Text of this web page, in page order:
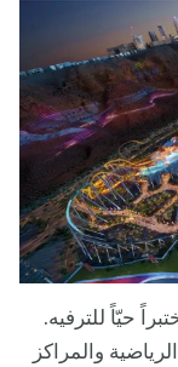
حيّاً للترفيه.
والمراكز